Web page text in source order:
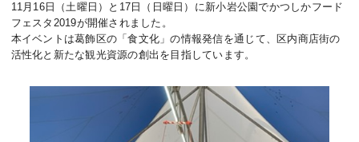
11月16日（土曜日）と17日（日曜日）に新小岩公園でかつしかフード
フェスタ2019が開催されました。
本イベントは葛飾区の「食文化」の情報発信を通じて、区内商店街の
活性化と新たな観光資源の創出を目指しています。